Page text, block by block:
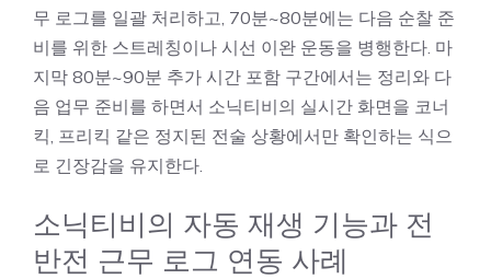
무 로그를 일괄 처리하고, 70분~80분에는 다음 순찰 준
비를 위한 스트레칭이나 시선 이완 운동을 병행한다. 마
지막 80분~90분 추가 시간 포함 구간에서는 정리와 다
음 업무 준비를 하면서 소닉티비의 실시간 화면을 코너
킥, 프리킥 같은 정지된 전술 상황에서만 확인하는 식으
로 긴장감을 유지한다.
소닉티비의 자동 재생 기능과 전
반전 근무 로그 연동 사례